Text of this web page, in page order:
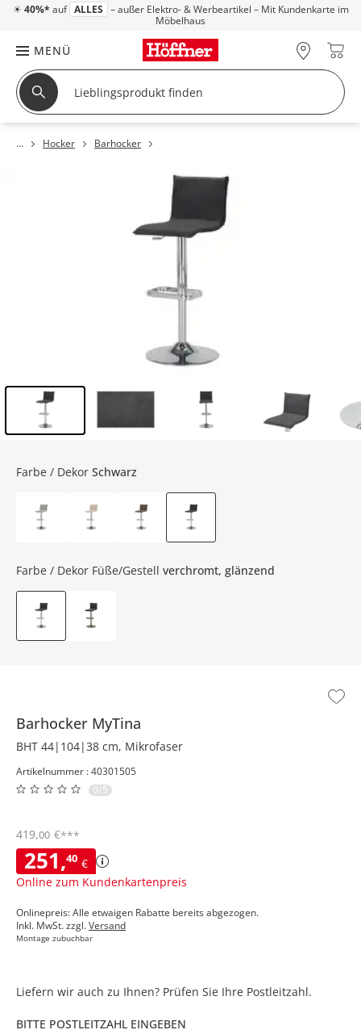
☀ 40%* auf ALLES – außer Elektro- & Werbeartikel – Mit Kundenkarte im
Möbelhaus
MENÜ
Hocker Barhocker
Barhocker MyTina
BHT 44|104|38 cm, Mikrofaser
Artikelnummer : 40301505
0/5
251,40 €
Online zum Kundenkartenpreis
419,00 €***
Onlinepreis: Alle etwaigen Rabatte bereits abgezogen.
Inkl. MwSt. zzgl.Versand
Montage zubuchbar
Farbe / Dekor Schwarz
Farbe / Dekor Füße/Gestell verchromt, glänzend
Liefern wir auch zu Ihnen? Prüfen Sie Ihre Postleitzahl.
BITTE POSTLEITZAHL EINGEBEN